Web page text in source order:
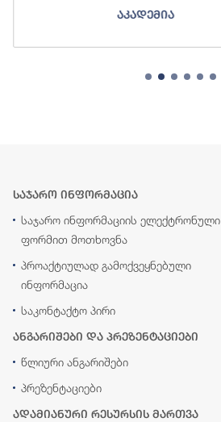
აკადემია
საჯარო ინფორმაცია
საჯარო ინფორმაციის ელექტრონული
ფორმით მოთხოვნა
პროაქტიულად გამოქვეყნებული
ინფორმაცია
საკონტაქტო პირი
ანგარიშები და პრეზენტაციები
წლიური ანგარიშები
პრეზენტაციები
ადამიანური რესურსის მართვა